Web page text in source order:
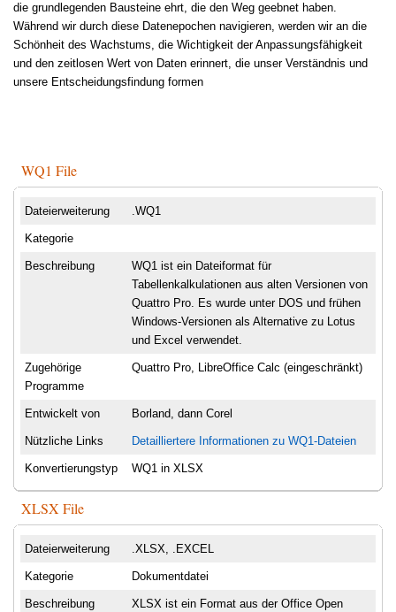
die grundlegenden Bausteine ehrt, die den Weg geebnet haben.
Während wir durch diese Datenepochen navigieren, werden wir an die
Schönheit des Wachstums, die Wichtigkeit der Anpassungsfähigkeit
und den zeitlosen Wert von Daten erinnert, die unser Verständnis und
unsere Entscheidungsfindung formen
WQ1 File
Dateierweiterung .WQ1
Kategorie
Beschreibung
WQ1 ist ein Dateiformat für
Tabellenkalkulationen aus alten Versionen von
Quattro Pro. Es wurde unter DOS und frühen
Windows-Versionen als Alternative zu Lotus
und Excel verwendet.
Zugehörige
Programme
Quattro Pro, LibreOffice Calc (eingeschränkt)
Entwickelt von Borland, dann Corel
Nützliche Links Detailliertere Informationen zu WQ1-Dateien
Konvertierungstyp WQ1 in XLSX
XLSX File
Dateierweiterung .XLSX, .EXCEL
Kategorie Dokumentdatei
Beschreibung
XLSX ist ein Format aus der Office Open